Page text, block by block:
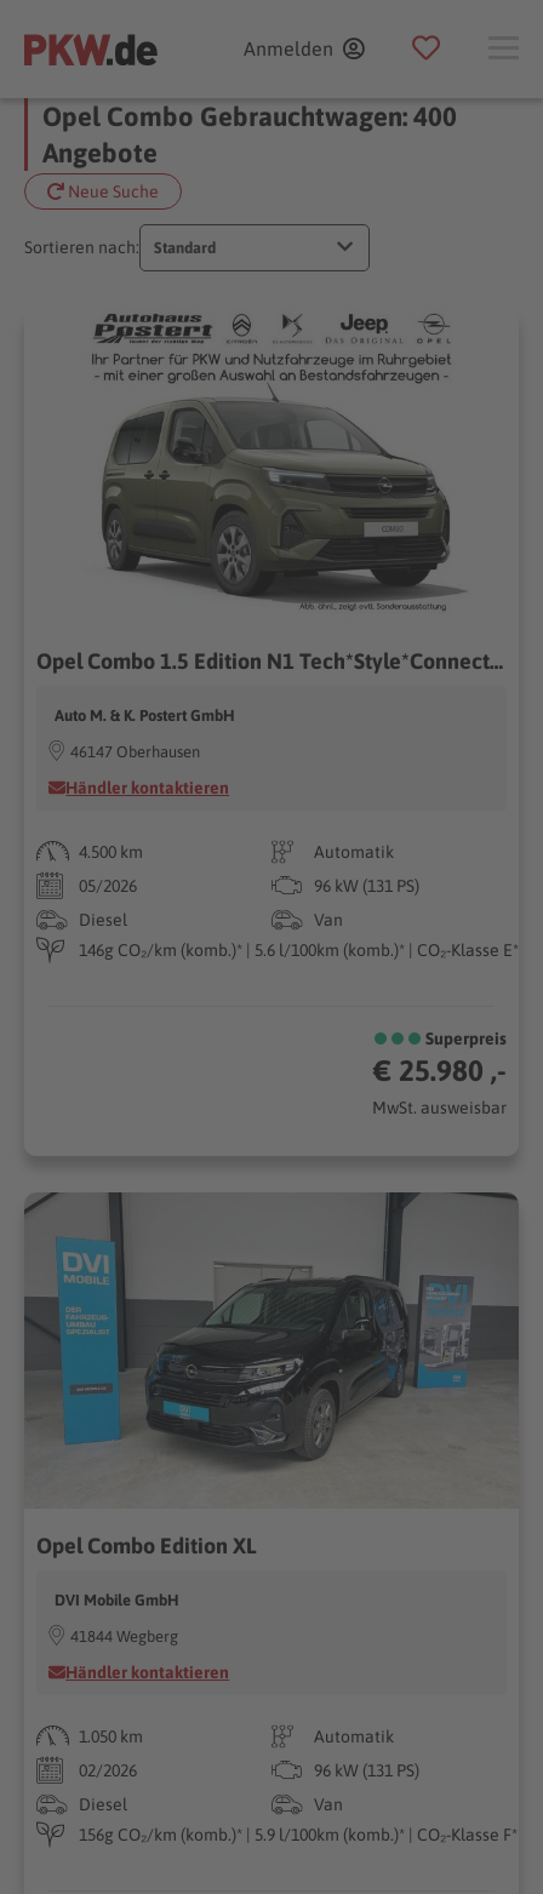
Anmelden
Opel Combo Gebrauchtwagen: 400
Angebote
Neue Suche
Sortieren nach: Standard
Opel Combo 1.5 Edition N1 Tech*Style*Connect Paket
Auto M. & K. Postert GmbH
46147 Oberhausen
Händler kontaktieren
4.500 km
Automatik
05/2026
96 kW (131 PS)
Diesel
Van
146g CO₂/km (komb.)* | 5.6 l/100km (komb.)* | CO₂-Klasse E*
Superpreis
€ 25.980 ,-
MwSt. ausweisbar
Opel Combo Edition XL
DVI Mobile GmbH
41844 Wegberg
Händler kontaktieren
1.050 km
Automatik
02/2026
96 kW (131 PS)
Diesel
Van
156g CO₂/km (komb.)* | 5.9 l/100km (komb.)* | CO₂-Klasse F*